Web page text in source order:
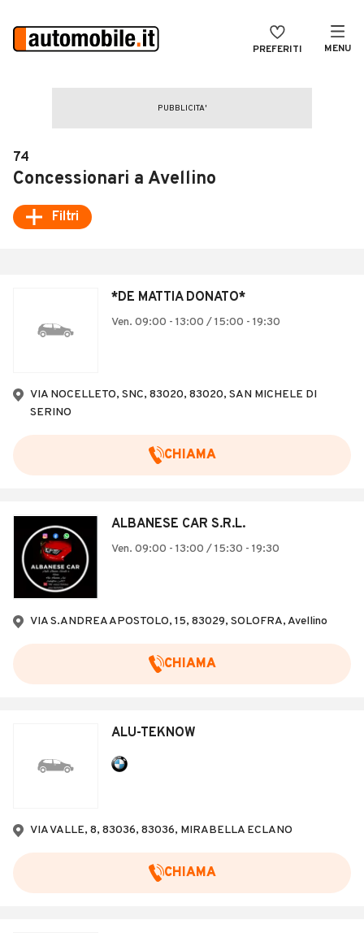
PREFERITI MENU
Auto Km 0
Auto Nuove
Camper
Concessionari
ACCEDI
74
Concessionari a Avellino
Filtri
*DE MATTIA DONATO*
Ven. 09:00 - 13:00 / 15:00 - 19:30
VIA NOCELLETO, SNC, 83020, 83020, SAN MICHELE DI
SERINO
CHIAMA
ALBANESE CAR S.R.L.
Ven. 09:00 - 13:00 / 15:30 - 19:30
VIA S.ANDREA APOSTOLO, 15, 83029, SOLOFRA, Avellino
CHIAMA
ALU-TEKNOW
VIA VALLE, 8, 83036, 83036, MIRABELLA ECLANO
CHIAMA